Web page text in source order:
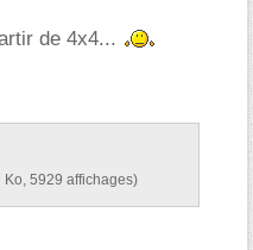
de 4x4...
Ko, 5929 affichages)